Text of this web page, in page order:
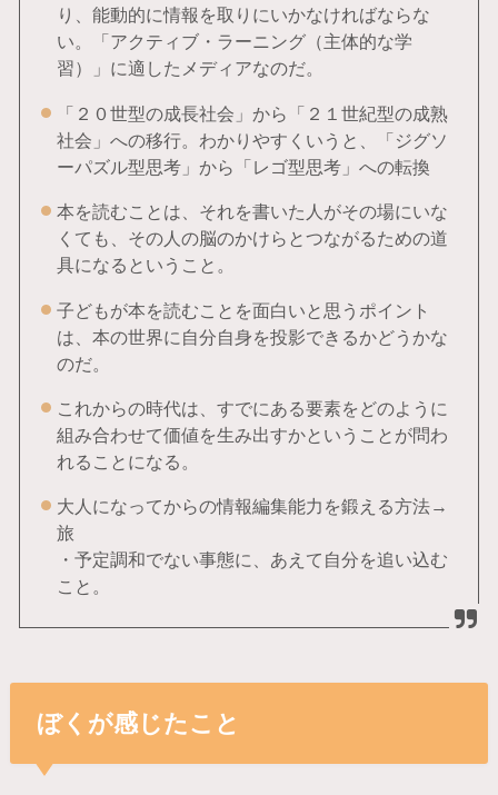
り、能動的に情報を取りにいかなければならな
い。「アクティブ・ラーニング（主体的な学
習）」に適したメディアなのだ。
「２０世型の成長社会」から「２１世紀型の成熟
社会」への移行。わかりやすくいうと、「ジグソ
ーパズル型思考」から「レゴ型思考」への転換
本を読むことは、それを書いた人がその場にいな
くても、その人の脳のかけらとつながるための道
具になるということ。
子どもが本を読むことを面白いと思うポイント
は、本の世界に自分自身を投影できるかどうかな
のだ。
これからの時代は、すでにある要素をどのように
組み合わせて価値を生み出すかということが問わ
れることになる。
大人になってからの情報編集能力を鍛える方法→
旅
・予定調和でない事態に、あえて自分を追い込む
こと。
ぼくが感じたこと